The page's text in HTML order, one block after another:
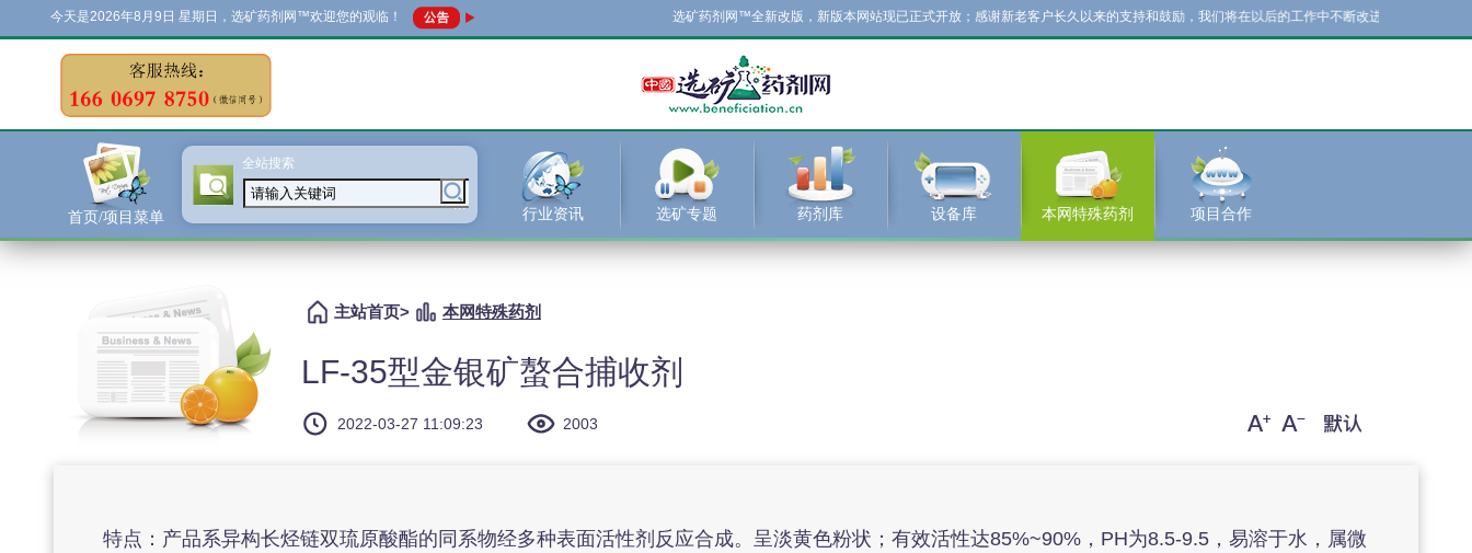
今天是2026年8月9日 星期日，选矿药剂网™欢迎您的观临！ 选矿药剂网™全新改版，新版本网站现已正式开放；感谢新老客户长久以来的支持和鼓励，我们将在以后的工作中不断改进，积极进取，为客
首页/项目菜单
全站搜索
...
行业资讯 选矿专题 药剂库 设备库 本网特殊药剂 项目合作
主站首页> 本网特殊药剂
LF-35型金银矿螯合捕收剂
2022-03-27 11:09:23 2003
特点：产品系异构长烃链双琉原酸酯的同系物经多种表面活性剂反应合成。呈淡黄色粉状；有效活性达85%~90%，PH为8.5-9.5，易溶于水，属微